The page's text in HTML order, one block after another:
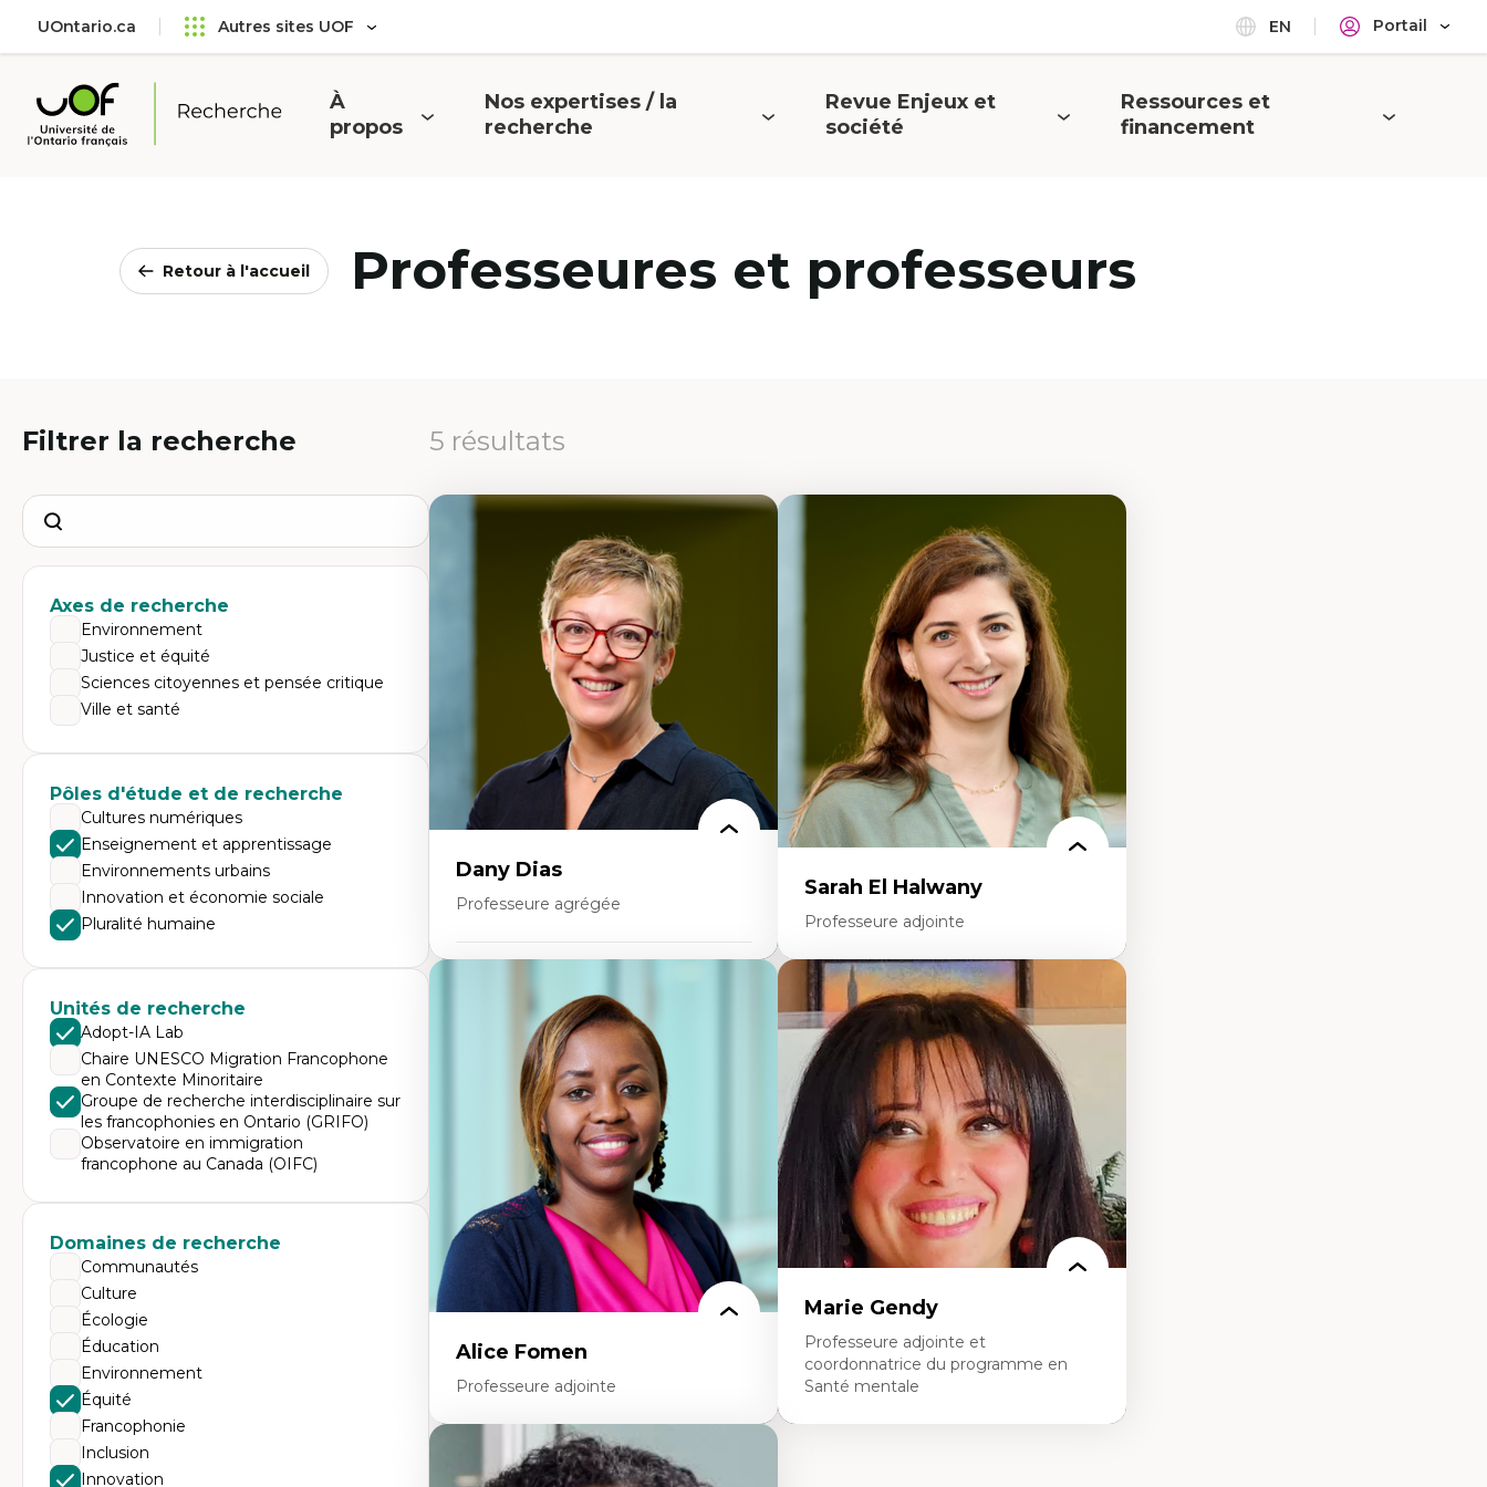
principal
UOntario.ca Autres sites UOF EN Portail
Université
Ouvrir
À
propos
Ouvrir
Nos expertises / la
recherche
Ouvrir
Revue Enjeux et
société
Ouvrir
Ressources et
financement
Retour à l'accueil Professeures et professeurs
Filtrer la recherche
Search
Axes de recherche
Environnement
Justice et équité
Sciences citoyennes et pensée critique
Ville et santé
Pôles d'étude et de recherche
Cultures numériques
Enseignement et apprentissage
Environnements urbains
Innovation et économie sociale
Pluralité humaine
Unités de recherche
Adopt-IA Lab
Chaire UNESCO Migration Francophone
en Contexte Minoritaire
Groupe de recherche interdisciplinaire sur
les francophonies en Ontario (GRIFO)
Observatoire en immigration
francophone au Canada (OIFC)
Domaines de recherche
Communautés
Culture
Écologie
Éducation
Environnement
Équité
Francophonie
Inclusion
Innovation
5 résultats
Dany Dias
Professeure agrégée
Pédagogies critiques et justice sociale
Éthique relationnelle et sollicitude en
éducation
Décolonisation et autochtonisation de la
formation à l’enseignement
Littératie et didactique du français
Éducation inclusive
Formation à l’enseignement en contexte
francophone minoritaire
Identité linguistique et culturelle
Recherche-action et approches
participatives
Leadership éducatif et pratiques réflexives
Éducation durable et bien-être en
enseignement
Sarah El Halwany
Professeure adjointe
Expertises
Les apports pédagogiques des théories de
l'affect, du posthumanisme, du féminisme
dans l'éducation aux sciences
L'apprentissage des sciences/STIM dans une
perspective socioécologique de care
L’insertion professionnelle des
enseignant.e.s
Alice Fomen
Professeure adjointe
Expertises
Marie Gendy
Professeure adjointe et
coordonnatrice du programme en
Santé mentale